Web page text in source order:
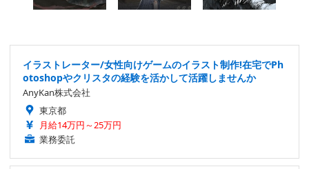
イラストレーター/女性向けゲームのイラスト制作!在宅でPh
otoshopやクリスタの経験を活かして活躍しませんか
AnyKan株式会社
東京都
月給14万円～25万円
業務委託